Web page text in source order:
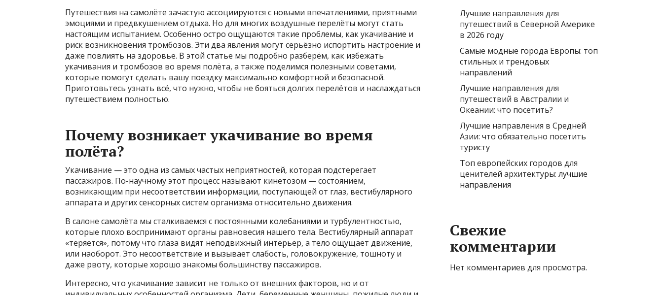
Путешествия на самолёте зачастую ассоциируются с новыми впечатлениями, приятными
эмоциями и предвкушением отдыха. Но для многих воздушные перелёты могут стать
настоящим испытанием. Особенно остро ощущаются такие проблемы, как укачивание и
риск возникновения тромбозов. Эти два явления могут серьёзно испортить настроение и
даже повлиять на здоровье. В этой статье мы подробно разберём, как избежать
укачивания и тромбозов во время полёта, а также поделимся полезными советами,
которые помогут сделать вашу поездку максимально комфортной и безопасной.
Приготовьтесь узнать всё, что нужно, чтобы не бояться долгих перелётов и наслаждаться
путешествием полностью.
Почему возникает укачивание во время
полёта?
Укачивание — это одна из самых частых неприятностей, которая подстерегает
пассажиров. По-научному этот процесс называют кинетозом — состоянием,
возникающим при несоответствии информации, поступающей от глаз, вестибулярного
аппарата и других сенсорных систем организма относительно движения.
В салоне самолёта мы сталкиваемся с постоянными колебаниями и турбулентностью,
которые плохо воспринимают органы равновесия нашего тела. Вестибулярный аппарат
«теряется», потому что глаза видят неподвижный интерьер, а тело ощущает движение,
или наоборот. Это несоответствие и вызывает слабость, головокружение, тошноту и
даже рвоту, которые хорошо знакомы большинству пассажиров.
Интересно, что укачивание зависит не только от внешних факторов, но и от
Лучшие направления для
путешествий в Северной Америке
в 2026 году
Самые модные города Европы: топ
стильных и трендовых
направлений
Лучшие направления для
путешествий в Австралии и
Океании: что посетить?
Лучшие направления в Средней
Азии: что обязательно посетить
туристу
Топ европейских городов для
ценителей архитектуры: лучшие
направления
Свежие
комментарии
Нет комментариев для просмотра.